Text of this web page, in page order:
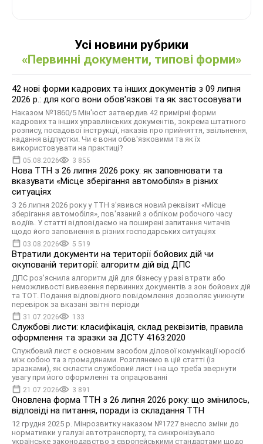
Усі новини рубрики
«Первинні документи, типові форми»
42 нові форми кадрових та інших документів з 09 липня
2026 р.: для кого вони обов'язкові та як застосовувати
Наказом №1860/5 Мін'юст затвердив 42 примірні форми
кадрових та інших управлінських документів, зокрема штатного
розпису, посадової інструкції, наказів про прийняття, звільнення,
надання відпустки. Чи є вони обов'язковими та як їх
використовувати на практиці?
05.08.2026 3 855
Нова ТТН з 26 липня 2026 року: як заповнювати та
вказувати «Місце зберігання автомобіля» в різних
ситуаціях
З 26 липня 2026 року у ТТН з'явився новий реквізит «Місце
зберігання автомобіля», пов'язаний з обліком робочого часу
водіїв. У статті відповідаємо на поширені запитання читачів
щодо його заповнення в різних господарських ситуаціях
03.08.2026 5 519
Втратили документи на території бойових дій чи
окупованій території: алгоритм дій від ДПС
ДПС роз'яснила алгоритм дій для бізнесу у разі втрати або
неможливості вивезення первинних документів з зон бойових дій
та ТОТ. Подання відповідного повідомлення дозволяє уникнути
перевірок за вказані звітні періоди
31.07.2026 133
Службові листи: класифікація, склад реквізитів, правила
оформлення та зразки за ДСТУ 4163:2020
Службовий лист є основним засобом ділової комунікації юросіб
між собою та з громадянами. Розглянемо в цій статті (із
зразками), як скласти службовий лист і на що треба звернути
увагу при його оформленні та опрацюванні
21.07.2026 3 891
Оновлена форма ТТН з 26 липня 2026 року: що змінилось,
відповіді на питання, поради із складання ТТН
12 грудня 2025 р. Мінрозвитку наказом №1727 внесло зміни до
нормативки у галузі автотранспорту, та синхронізувало
українське законодавство з європейськими стандартами щодо